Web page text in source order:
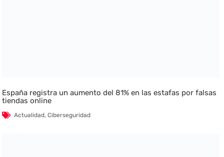
España registra un aumento del 81% en las estafas por falsas
tiendas online
Actualidad,Ciberseguridad